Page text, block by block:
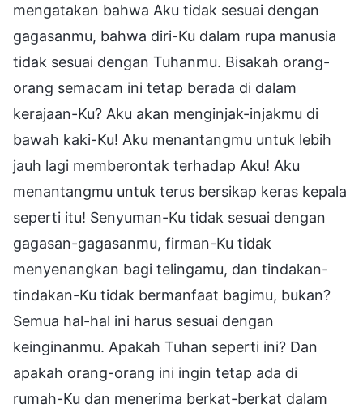
mengatakan bahwa Aku tidak sesuai dengan
gagasanmu, bahwa diri-Ku dalam rupa manusia
tidak sesuai dengan Tuhanmu. Bisakah orang-
orang semacam ini tetap berada di dalam
kerajaan-Ku? Aku akan menginjak-injakmu di
bawah kaki-Ku! Aku menantangmu untuk lebih
jauh lagi memberontak terhadap Aku! Aku
menantangmu untuk terus bersikap keras kepala
seperti itu! Senyuman-Ku tidak sesuai dengan
gagasan-gagasanmu, firman-Ku tidak
menyenangkan bagi telingamu, dan tindakan-
tindakan-Ku tidak bermanfaat bagimu, bukan?
Semua hal-hal ini harus sesuai dengan
keinginanmu. Apakah Tuhan seperti ini? Dan
apakah orang-orang ini ingin tetap ada di
rumah-Ku dan menerima berkat-berkat dalam